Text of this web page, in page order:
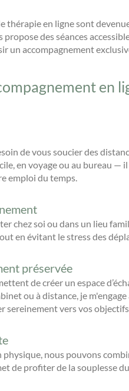
thérapie en ligne sont
des séances
un accompagnement
en
de vous soucier des
en voyage ou au bureau
emploi du temps.
chez soi ou dans un lieu
en évitant le stress des
préservée
de créer un espace
ou à distance, je
sereinement vers vos
nous pouvons
de profiter de la souplesse